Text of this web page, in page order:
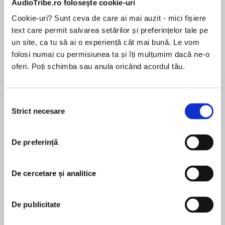
AudioTribe.ro folosește cookie-uri
Cookie-uri? Sunt ceva de care ai mai auzit - mici fișiere
text care permit salvarea setărilor și preferințelor tale pe
un site, ca tu să ai o experiență cât mai bună. Le vom
folosi numai cu permisiunea ta și îți mulțumim dacă ne-o
oferi. Poți schimba sau anula oricând acordul tău.
consimțământului
Strict necesare
De preferință
De cercetare și analitice
De publicitate
Desprecarte
The ninth installment of Bernard Cornwell’s
bestselling series chronicling the epic saga of
The Last Kingdom, the hit BBC America
A fragile peace reigns in Wessex, Mercia and
formidable daughter, Aethelflaed, rule the
Northmen, eyeing the rich lands and wealthy
churches, are mounting raids.
pentru această carte
Bernard Cornwell was born in London, raised in